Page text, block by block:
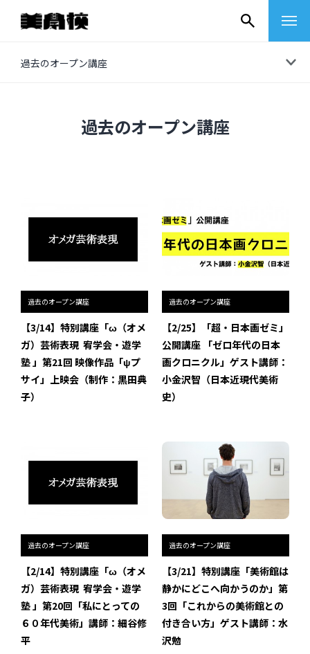
過去のオープン講座
その他
イベントレポート
インタビュー
受講生・修了生の活動
展覧会アーカイブ
近日開催のイベント・オープン講座・展覧会
イベント
オープン講座
過去のオープン講座
過去のオープン講座
【3/14】特別講座「ω（オメ
ガ）芸術表現 ―― 宥学会・遊学
塾 」第21回 映像作品「ψプ
サイ」上映会（制作：黒田典
子）
過去のオープン講座
【2/25】「超・日本画ゼミ」
公開講座 「ゼロ年代の日本
画クロニクル」ゲスト講師：
小金沢智（日本近現代美術
史）
過去のオープン講座
【2/14】特別講座「ω（オメ
ガ）芸術表現 ―― 宥学会・遊学
塾 」第20回「私にとっての
６０年代美術」講師：細谷修
平
過去のオープン講座
【3/21】特別講座「美術館は
静かにどこへ向かうのか」第
3回「これからの美術館との
付き合い方」ゲスト講師：水
沢勉